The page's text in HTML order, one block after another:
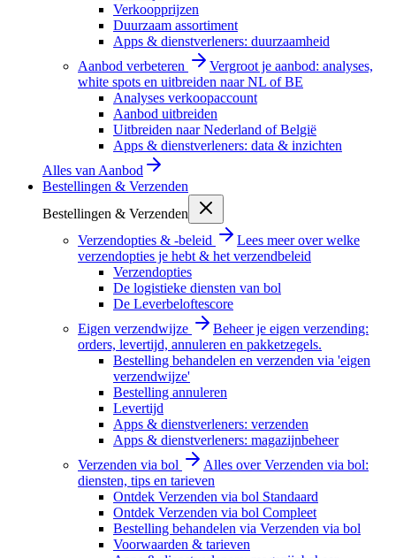
Verkoopprijzen
Duurzaam assortiment
Apps & dienstverleners: duurzaamheid
Aanbod verbeteren
Vergroot je aanbod: analyses,
white spots en uitbreiden naar NL of BE
Analyses verkoopaccount
Aanbod uitbreiden
Uitbreiden naar Nederland of België
Apps & dienstverleners: data & inzichten
Alles van Aanbod
Bestellingen & Verzenden
Bestellingen & Verzenden
Verzendopties & -beleid
Lees meer over welke
verzendopties je hebt & het verzendbeleid
Verzendopties
De logistieke diensten van bol
De Leverbeloftescore
Eigen verzendwijze
Beheer je eigen verzending:
orders, levertijd, annuleren en pakketzegels.
Bestelling behandelen en verzenden via 'eigen
verzendwijze'
Bestelling annuleren
Levertijd
Apps & dienstverleners: verzenden
Apps & dienstverleners: magazijnbeheer
Verzenden via bol
Alles over Verzenden via bol:
diensten, tips en tarieven
Ontdek Verzenden via bol Standaard
Ontdek Verzenden via bol Compleet
Bestelling behandelen via Verzenden via bol
Voorwaarden & tarieven